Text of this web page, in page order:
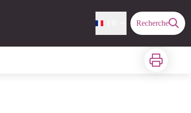
Recherche
Imprimer